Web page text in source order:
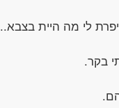
לי מה היית בצבא..
בקר.